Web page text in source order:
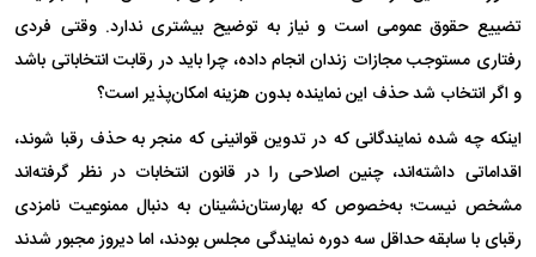
تضییع حقوق عمومی است و نیاز به توضیح بیشتری ندارد. وقتی فردی
رفتاری مستوجب مجازات زندان انجام داده، چرا باید در رقابت انتخاباتی باشد
و اگر انتخاب شد حذف این نماینده بدون هزینه امکان‌پذیر است؟
اینکه چه شده نمایندگانی که در تدوین قوانینی که منجر به حذف رقبا شوند،
اقداماتی داشته‌اند، چنین اصلاحی را در قانون انتخابات در نظر گرفته‌اند
مشخص نیست؛ به‌خصوص که بهارستان‌نشینان به دنبال ممنوعیت نامزدی
رقبای با سابقه حداقل سه دوره نمایندگی مجلس بودند، اما دیروز مجبور شدند